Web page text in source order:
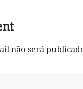
não será